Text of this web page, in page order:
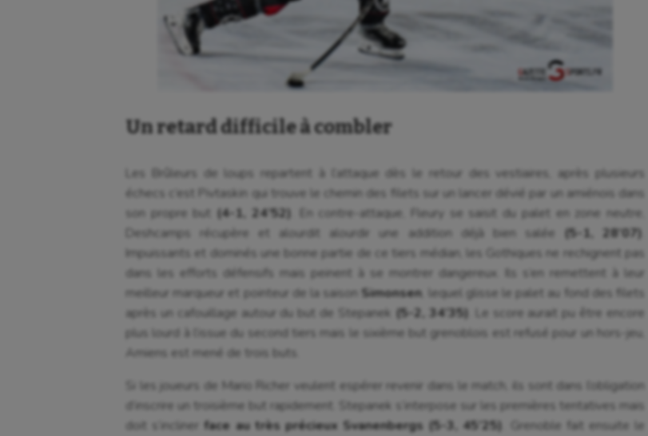
Cheerleading
Course à pied
Haltérophilie
Handisport
Randonnée / Marche
Un retard difficile à combler
Les Brûleurs de loups repartent à l’attaque dès le retour des vestiaires, après plusieurs
échecs c’est Pivtaskin qui trouve le chemin des filets sur un lancer dévié par un amiénois dans
son propre but (4-1, 24’52) . En contre-attaque, Fleury se saisit du palet en zone neutre,
Deshcamps récupère et alourdit alourdir une addition déjà bien salée (5-1, 28’07)
Impuissants et dominés une bonne partie de ce tiers médian, les Gothiques ne rechignent pas
dans les efforts défensifs mais peinent à se montrer dangereux. Ils s’en remettent à leur
meilleur marqueur et pointeur de la saison Simonsen , lequel glisse le palet au fond des filets
après un cafouillage autour du but de Stepanek (5-2, 34’35) . Le score aurait pu être encore
plus lourd à l’issue du second tiers mais le sixième but grenoblois est refusé pour un hors-jeu,
Amiens est mené de trois buts.
Si les joueurs de Mario Richer veulent espérer revenir dans le match, ils sont dans l’obligation
d’inscrire un troisième but rapidement. Stepanek s’interpose sur les premières tentatives mais
doit s’incliner face au très précieux Svanenbergs (5-3, 45’25)
. Grenoble fait ensuite le